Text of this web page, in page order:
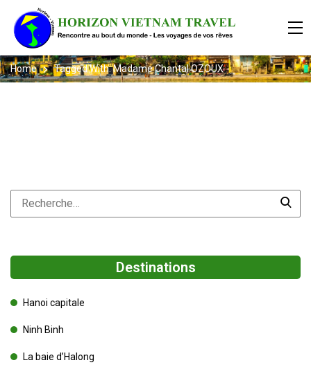
Home Tagged With: Madame Chantal OZOUX
Destinations
Hanoi capitale
Ninh Binh
La baie d’Halong